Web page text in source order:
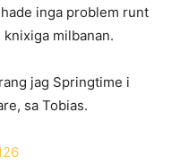
inga problem runt
milbanan.
jag Springtime i
sa Tobias.